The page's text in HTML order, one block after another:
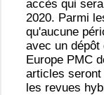
accès qui
2020. Parmi
qu'aucune
avec un dépôt
Europe PMC
articles
les revues